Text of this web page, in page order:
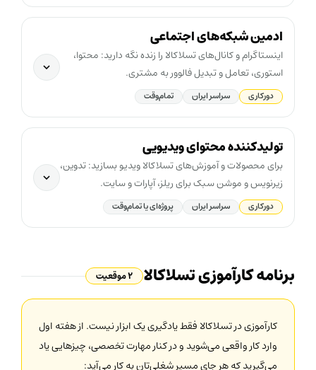
ادمین شبکه‌های اجتماعی
اینستاگرام و کانال‌های تسلاکالا را زنده نگه دارید: محتوا،
استوری، تعامل و تبدیل فالوور به مشتری.
دورکاری سراسر ایران تمام‌وقت
تولیدکننده محتوای ویدیویی
برای محصولات و آموزش‌های تسلاکالا ویدیو بسازید: تدوین،
زیرنویس و موشن سبک برای ریلز، آپارات و سایت.
دورکاری سراسر ایران پروژه‌ای یا تمام‌وقت
برنامه کارآموزی تسلاکالا ۲ موقعیت
کارآموزی در تسلاکالا فقط یادگیری یک ابزار نیست. از هفته اول
وارد کار واقعی می‌شوید و در کنار مهارت تخصصی، چیزهایی یاد
می‌گیرید که هر جای مسیر شغلی‌تان به کار می‌آید: